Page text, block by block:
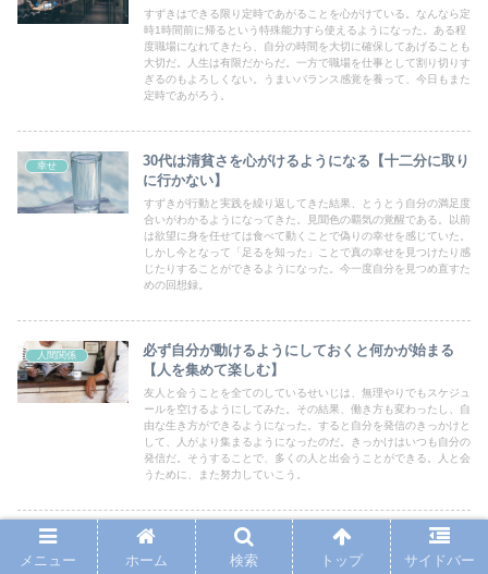
すずきはできる限り定時であがることを心がけている。なんなら定
時1時間前に帰るという特殊能力すら使えるようになった。ある程
度職場になれてきたら、自分の時間を大切に確保してあげることも
大切だ。人生は有限だからだ。一方で職場を仕事として割り切りす
ぎるのもよろしくない。うまいバランス感覚を養って、今日もまた
定時であがろう。
幸せ
30代は清貧さを心がけるようになる【十二分に取り
に行かない】
すずきが行動と実践を繰り返してきた結果、とうとう自分の満足度
合いがわかるようになってきた。見聞色の覇気の覚醒である。以前
は欲望に身を任せては食べて動くことで偽りの幸せを感じていた。
しかし今となって「足るを知った」ことで真の幸せを見つけたり感
じたりすることができるようになった。今一度自分を見つめ直すた
めの回想録。
人間関係
必ず自分が動けるようにしておくと何かが始まる
【人を集めて楽しむ】
友人と会うことを全てのしているせいじは、無理やりでもスケジュ
ールを空けるようにしてみた。その結果、働き方も変わったし、自
由な生き方ができるようになった。すると自分を発信のきっかけと
して、人がより集まるようになったのだ。きっかけはいつも自分の
発信だ。そうすることで、多くの人と出会うことができる。人と会
うために、また努力していこう。
幸せ
30代の毛深い男性が手足の脱毛まで始めてみる【体
毛よ、さらば】
メニュー ホーム 検索 トップ サイドバー